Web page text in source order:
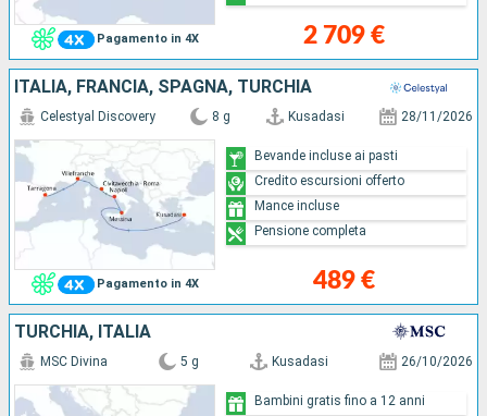
Pagamento in 4X 2 709 €
ITALIA, FRANCIA, SPAGNA, TURCHIA
Pagamento in 4X
Celestyal Discovery 8 g Kusadasi 28/11/2026
489 €
Bevande incluse ai pasti
Credito escursioni offerto
Mance incluse
Pensione completa
TURCHIA, ITALIA
MSC Divina 5 g Kusadasi 26/10/2026
Bambini gratis fino a 12 anni